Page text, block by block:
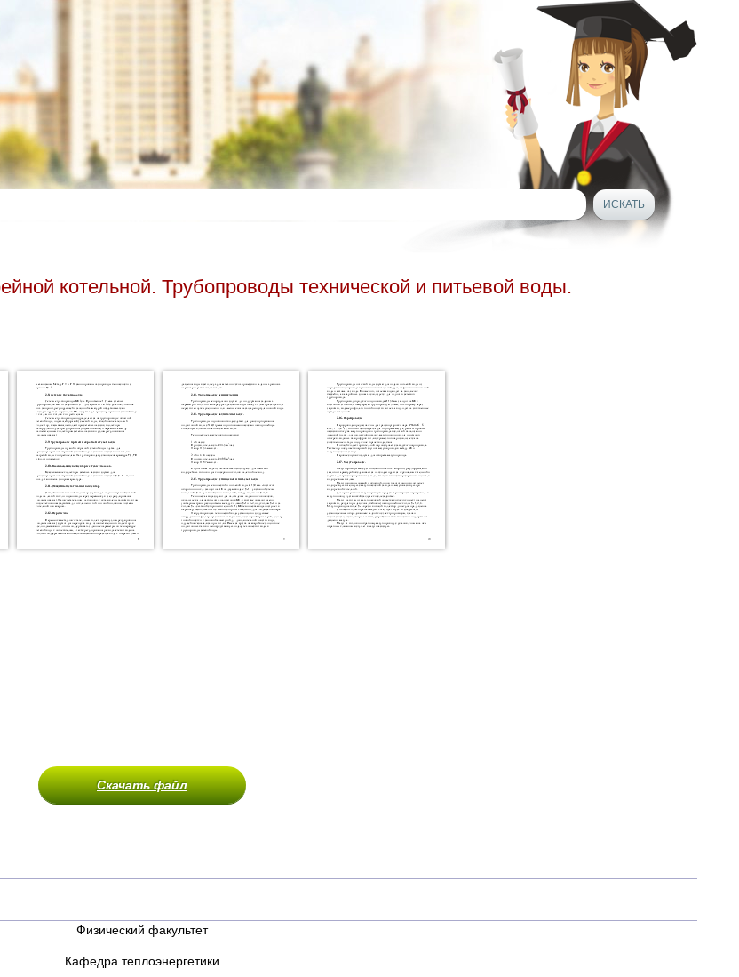
котельной. Трубопроводы технической и питьевой воды.
Скачать файл
Физический факультет
Кафедра теплоэнергетики